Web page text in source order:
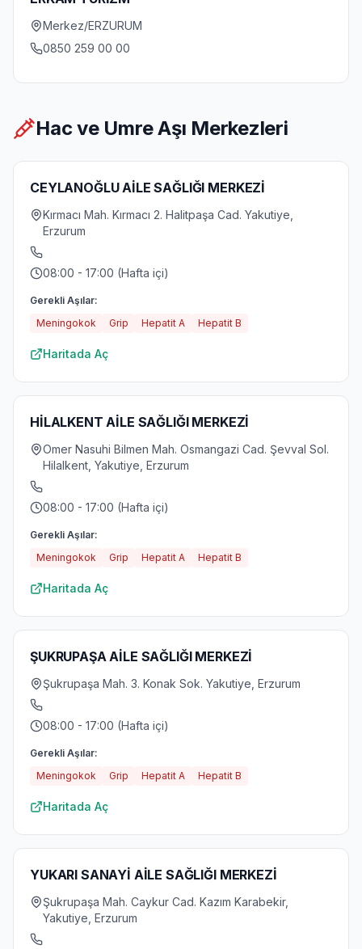
Merkez/ERZURUM
0850 259 00 00
Hac ve Umre Aşı Merkezleri
CEYLANOĞLU AİLE SAĞLIĞI MERKEZİ
Kırmacı Mah. Kırmacı 2. Halitpaşa Cad. Yakutiye,
Erzurum
08:00 - 17:00 (Hafta içi)
Gerekli Aşılar:
Meningokok
Grip Hepatit A Hepatit B
Haritada Aç
HİLALKENT AİLE SAĞLIĞI MERKEZİ
Omer Nasuhi Bilmen Mah. Osmangazi Cad. Şevval Sol.
Hilalkent, Yakutiye, Erzurum
08:00 - 17:00 (Hafta içi)
Gerekli Aşılar:
Meningokok
Grip Hepatit A Hepatit B
Haritada Aç
ŞUKRUPAŞA AİLE SAĞLIĞI MERKEZİ
Şukrupaşa Mah. 3. Konak Sok. Yakutiye, Erzurum
08:00 - 17:00 (Hafta içi)
Gerekli Aşılar:
Meningokok
Grip Hepatit A Hepatit B
Haritada Aç
YUKARI SANAYİ AİLE SAĞLIĞI MERKEZİ
Şukrupaşa Mah. Caykur Cad. Kazım Karabekir,
Yakutiye, Erzurum